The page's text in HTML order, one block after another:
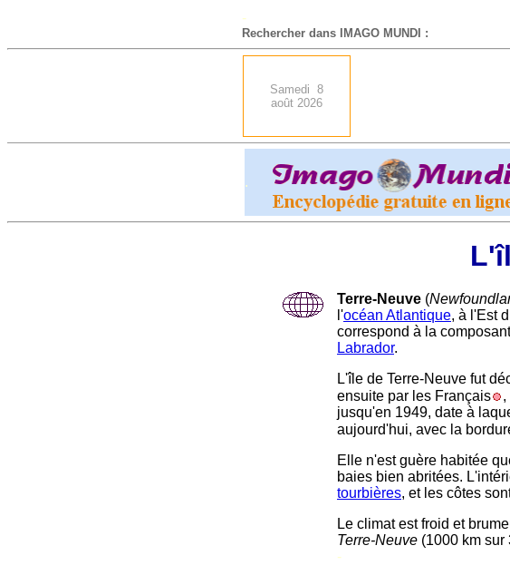
-
Rechercher dans IMAGO MUNDI :
Samedi 8
août 2026
.
Terre-Neuve (
l'océan Atlantique, à l'Est
correspond à la
Labrador.
L'île de Terre-Neuve fut
ensuite par les Français
,
jusqu'en 1949, date à
aujourd'hui, avec la
Elle n'est guère habitée
baies bien abritées.
tourbières, et les côtes
Le climat est froid et
Terre-Neuve (1000 km sur
-